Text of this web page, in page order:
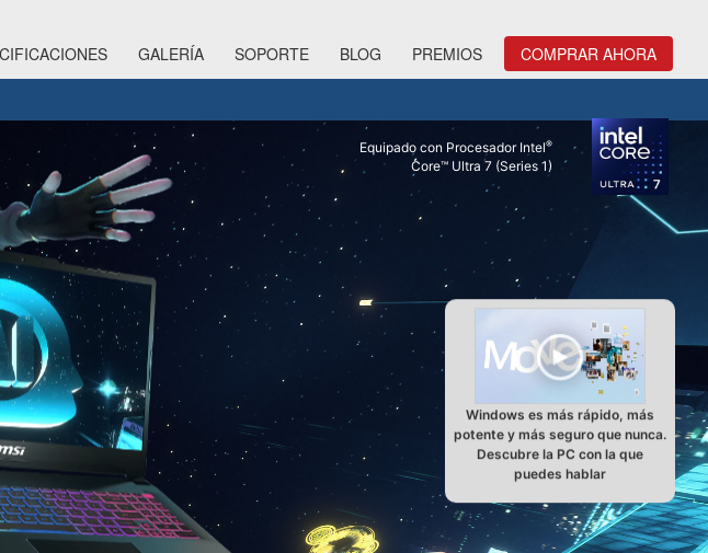
GALERÍA SOPORTE BLOG PREMIOS COMPRAR AHORA
Windows es más rápido, más
potente y más seguro que nunca.
Descubre la PC con la que
puedes hablar
Equipado con Procesador Intel®
Core™ Ultra 7 (Series 1)